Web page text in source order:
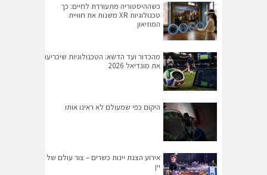
כשההיסטוריה מתעוררת לחיים: כך
טכנולוגיות XR משנות את חוויית
המוזיאון
מהכדור ועד הדשא: הטכנולוגיות שיכריעו
את מונדיאל 2026
היקום כפי שמעולם לא ראינו אותו
אירוע הצגת יינות כשרים – צור עולם של
יין